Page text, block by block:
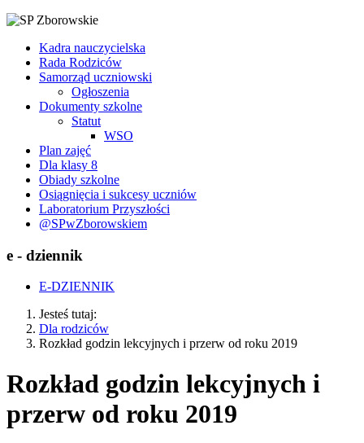
Kadra nauczycielska
Rada Rodziców
Samorząd uczniowski
Ogłoszenia
Dokumenty szkolne
Statut
WSO
Plan zajęć
Dla klasy 8
Obiady szkolne
Osiągnięcia i sukcesy uczniów
Laboratorium Przyszłości
@SPwZborowskiem
e - dziennik
E-DZIENNIK
Jesteś tutaj:
Dla rodziców
Rozkład godzin lekcyjnych i przerw od roku 2019
Rozkład godzin lekcyjnych i
przerw od roku 2019